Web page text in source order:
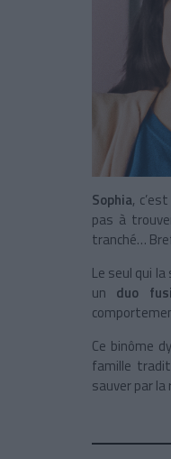
Sophia,
pas à
tranché…
Le seul qui
un duo
Ce binôme
famille
sauver par